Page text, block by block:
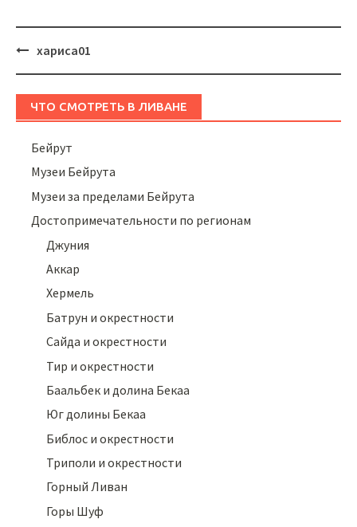
Навигация
хариса01
ЧТО СМОТРЕТЬ В ЛИВАНЕ
Бейрут
Музеи Бейрута
Музеи за пределами Бейрута
Достопримечательности по регионам
Джуния
Аккар
Хермель
Батрун и окрестности
Сайда и окрестности
Тир и окрестности
Баальбек и долина Бекаа
Юг долины Бекаа
Библос и окрестности
Триполи и окрестности
Горный Ливан
Горы Шуф